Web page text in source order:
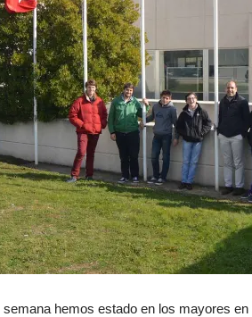
semana hemos estado en los mayores